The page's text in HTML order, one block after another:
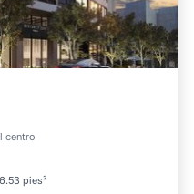
centro
pies²
Piscina